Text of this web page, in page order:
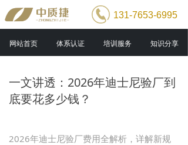
131-7653-6995
网站首页 体系认证 培训服务 知识分享
一文讲透：2026年迪士尼验厂到
底要花多少钱？
2026年迪士尼验厂费用全解析，详解新规